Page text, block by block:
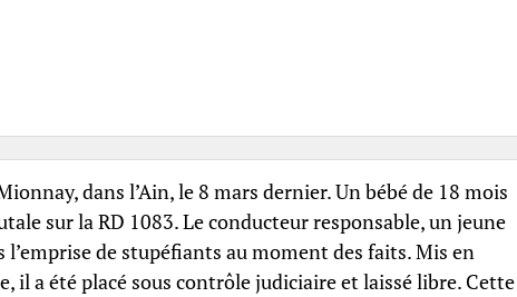
dans l’Ain, le 8 mars dernier. Un bébé de 18 mois
sur la RD 1083. Le conducteur responsable, un jeune
de stupéfiants au moment des faits. Mis en
il a été placé sous contrôle judiciaire et laissé libre. Cette